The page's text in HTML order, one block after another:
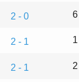
2 - 0
2 - 1
2 - 1